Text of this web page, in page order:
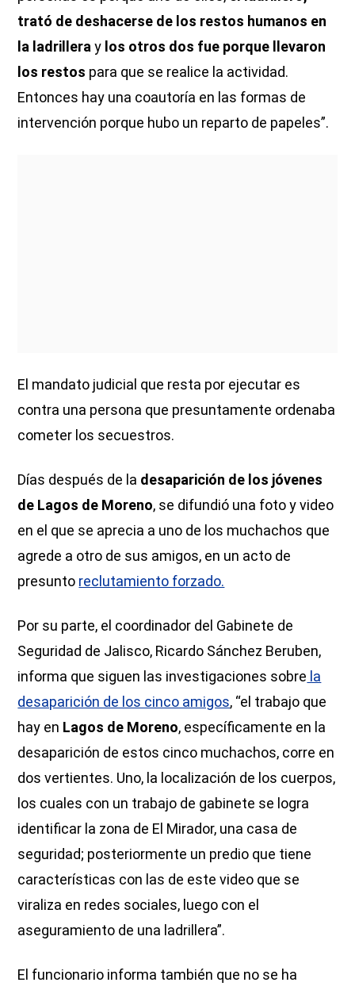
trató de deshacerse de los restos humanos en
la ladrillera y los otros dos fue porque llevaron
los restos para que se realice la actividad.
Entonces hay una coautoría en las formas de
intervención porque hubo un reparto de papeles”.
El mandato judicial que resta por ejecutar es
contra una persona que presuntamente ordenaba
cometer los secuestros.
Días después de la desaparición de los jóvenes
de Lagos de Moreno, se difundió una foto y video
en el que se aprecia a uno de los muchachos que
agrede a otro de sus amigos, en un acto de
presunto reclutamiento forzado.
Por su parte, el coordinador del Gabinete de
Seguridad de Jalisco, Ricardo Sánchez Beruben,
informa que siguen las investigaciones sobre la
desaparición de los cinco amigos, “el trabajo que
hay en Lagos de Moreno, específicamente en la
desaparición de estos cinco muchachos, corre en
dos vertientes. Uno, la localización de los cuerpos,
los cuales con un trabajo de gabinete se logra
identificar la zona de El Mirador, una casa de
seguridad; posteriormente un predio que tiene
características con las de este video que se
viraliza en redes sociales, luego con el
aseguramiento de una ladrillera”.
El funcionario informa también que no se ha